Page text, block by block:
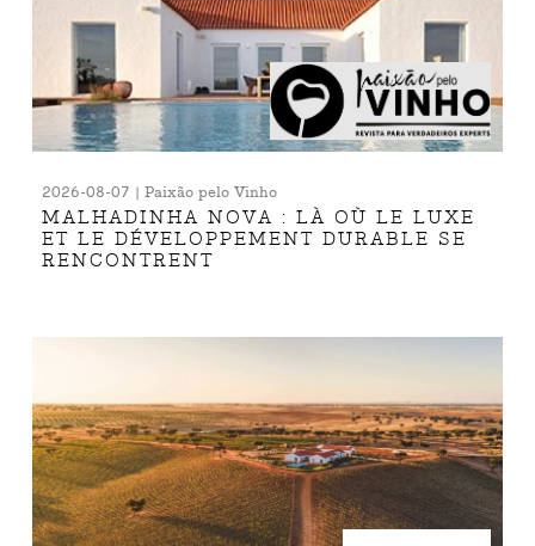
2026-08-07 | Paixão pelo Vinho
MALHADINHA NOVA : LÀ OÙ LE LUXE
ET LE DÉVELOPPEMENT DURABLE SE
RENCONTRENT